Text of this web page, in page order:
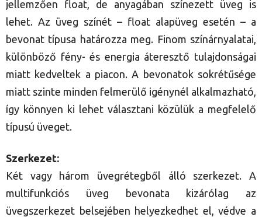
jellemzően float, de anyagában színezett üveg is
lehet. Az üveg színét – float alapüveg esetén – a
bevonat típusa határozza meg. Finom színárnyalatai,
különböző fény- és energia áteresztő tulajdonságai
miatt kedveltek a piacon. A bevonatok sokrétűsége
miatt szinte minden felmerülő igénynél alkalmazható,
így könnyen ki lehet választani közülük a megfelelő
típusú üveget.
Szerkezet:
Két vagy három üvegrétegből álló szerkezet. A
multifunkciós üveg bevonata kizárólag az
üvegszerkezet belsejében helyezkedhet el, védve a